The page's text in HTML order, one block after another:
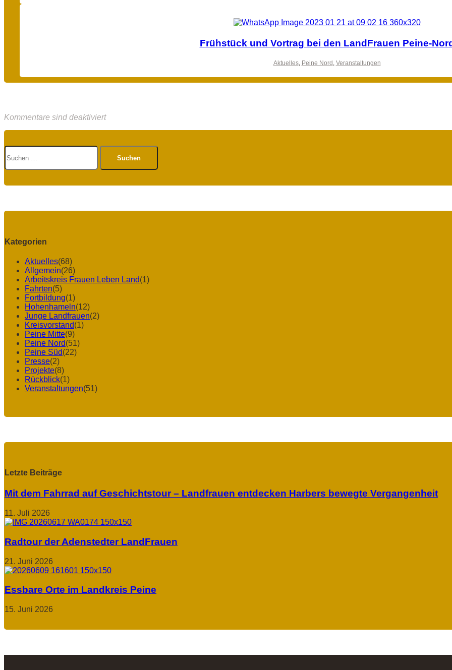
Frühstück und Vortrag bei den LandFrauen Peine-
Aktuelles, Peine Nord , Veranstaltungen
Kommentare sind deaktiviert
Suchen
nach:
Kategorien
Aktuelles(68)
Allgemein(26)
Arbeitskreis Frauen Leben Land(1)
Fahrten(5)
Fortbildung(1)
Hohenhameln(12)
Junge Landfrauen(2)
Kreisvorstand(1)
Peine Mitte(9)
Peine Nord(51)
Peine Süd(22)
Presse(2)
Projekte(8)
Rückblick(1)
Veranstaltungen(51)
Letzte Beiträge
Mit dem Fahrrad auf Geschichtstour – Landfrauen entdecken Harbers bewegte Vergangenheit
11. Juli 2026
Radtour der Adenstedter LandFrauen
21. Juni 2026
Essbare Orte im Landkreis Peine
15. Juni 2026